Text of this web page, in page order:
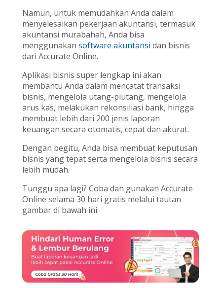
Namun, untuk memudahkan Anda dalam
menyelesaikan pekerjaan akuntansi, termasuk
akuntansi murabahah, Anda bisa
menggunakan software akuntansi dan bisnis
dari Accurate Online.
Aplikasi bisnis super lengkap ini akan
membantu Anda dalam mencatat transaksi
bisnis, mengelola utang-piutang, mengelola
arus kas, melakukan rekonsiliasi bank, hingga
membuat lebih dari 200 jenis laporan
keuangan secara otomatis, cepat dan akurat.
Dengan begitu, Anda bisa membuat keputusan
bisnis yang tepat serta mengelola bisnis secara
lebih mudah.
Tunggu apa lagi? Coba dan gunakan Accurate
Online selama 30 hari gratis melalui tautan
gambar di bawah ini.